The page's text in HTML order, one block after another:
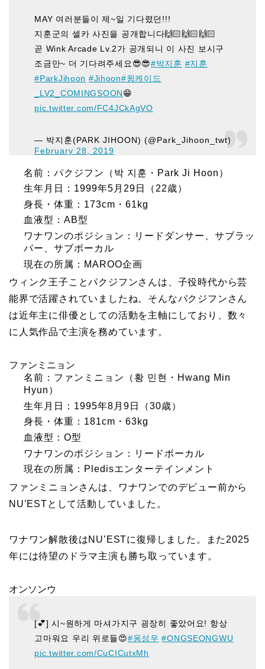
MAY 여러분들이 제~일 기다렸던!!!
지훈군의 셀카 사진을 공개합니다🙌🏻🙌🏻🙌🏻
곧 Wink Arcade Lv.2가 공개되니 이 사진 보시구
조금만~ 더 기다려주세요😎😎#박지훈 #지훈
#ParkJihoon #Jihoon#윙케이드
_LV2_COMINGSOON😁
pic.twitter.com/FC4JCkAgVO
— 박지훈(PARK JIHOON) (@Park_Jihoon_twt)
February 28, 2019
名前：パクジフン（박 지훈・Park Ji Hoon）
生年月日：1999年5月29日（22歳）
身長・体重：173cm・61kg
血液型：AB型
ワナワンのポジション：リードダンサー、サブラッ
パー、サブボーカル
現在の所属：MAROO企画
ウィンク王子ことパクジフンさんは、子役時代から芸
能界で活躍されていましたね。そんなパクジフンさん
は近年主に俳優としての活動を主軸にしており、数々
に人気作品で主演を務めています。
ファンミニョン
名前：ファンミニョン（황 민현・Hwang Min
Hyun）
生年月日：1995年8月9日（30歳）
身長・体重：181cm・63kg
血液型：O型
ワナワンのポジション：リードボーカル
現在の所属：Pledisエンターテインメント
ファンミニョンさんは、ワナワンでのデビュー前から
NU’ESTとして活動していました。
ワナワン解散後はNU’ESTに復帰しました。また2025
年には待望のドラマ主演も勝ち取っています。
オンソンウ
[💕] 시~원하게 마셔가지구 굉장히 좋았어요! 항상
고마워요 우리 위로들😍#옹성우 #ONGSEONGWU
pic.twitter.com/CuCICutxMh